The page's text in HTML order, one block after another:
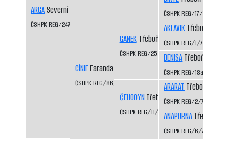
ARGASeverní údolí CS
ČSHPK REG/247/87
CÍNIEFaranda CS
ČSHPK REG/86/84
GANEKTřeboň-Kopeček CS
ČSHPK REG/25/82
ČEHOOYNTřeboň-Kopeček CS
ČSHPK REG/11/79
ČSHPK REG/17/81
AKLAVIKTřeboň-
ČSHPK REG/1/77
DENISATřeboň-
ČSHPK REG/18a/81
ARARAT Třeboň-
ČSHPK REG/2/77
ANAPURNATřeboň-
ČSHPK REG/6/77